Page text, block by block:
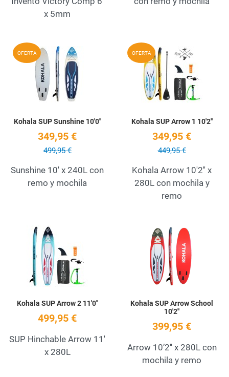
x 5mm
OFERTA Add to Wishlist
Quick View
Kohala SUP Sunshine 10'0''
349,95 €
499,95 €
Sunshine 10' x 240L con
remo y mochila
OFERTA
Kohala SUP Arrow 1 10'2''
349,95 €
449,95 €
Kohala Arrow 10'2'' x
280L con mochila y
remo
Add to Wishlist
Quick View
Kohala SUP Arrow 2 11'0''
499,95 €
SUP Hinchable Arrow 11'
x 280L
Kohala SUP Arrow School
10'2''
399,95 €
Arrow 10’2'' x 280L con
mochila y remo